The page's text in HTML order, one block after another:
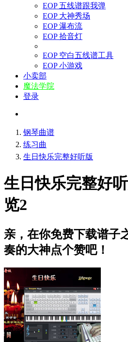
EOP 五线谱跟我弹
EOP 大神秀场
EOP 瀑布流
EOP 拾音灯
EOP 空白五线谱工具
EOP 小游戏
小卖部
魔法学院
登录
钢琴曲谱
练习曲
生日快乐完整好听版
生日快乐完整好
览2
亲，在你免费下载谱子
奏的大神点个赞吧！